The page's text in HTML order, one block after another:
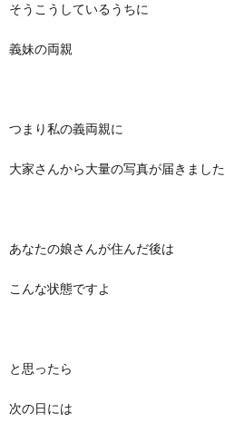
そうこうしているうちに
義妹の両親
つまり私の義両親に
大家さんから大量の写真が届きました
あなたの娘さんが住んだ後は
こんな状態ですよ
と思ったら
次の日には